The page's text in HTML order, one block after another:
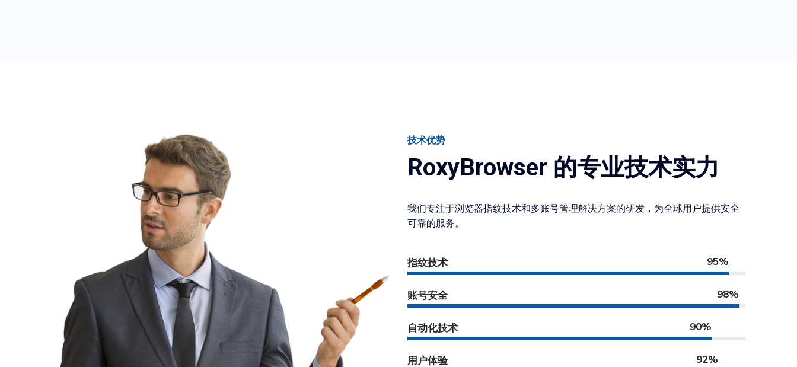
技术优势
RoxyBrowser 的专业技术实力
我们专注于浏览器指纹技术和多账号管理解决方案的研发，为全球用户提供安全
可靠的服务。
指纹技术 95%
账号安全 98%
自动化技术 90%
用户体验 92%